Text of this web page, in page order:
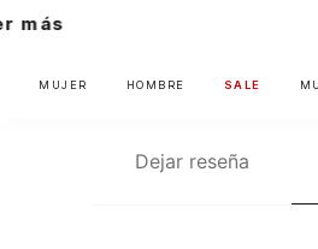
MUJER HOMBRE SALE
Dejar reseña